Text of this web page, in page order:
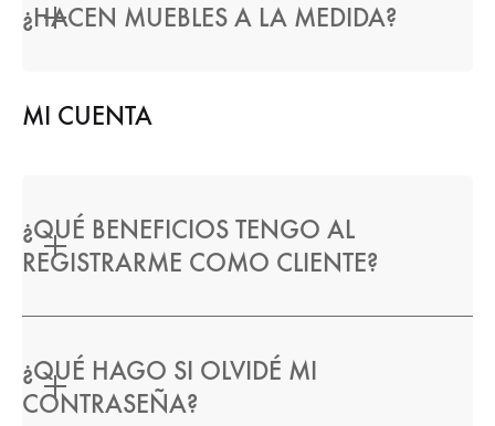
¿HACEN MUEBLES A LA MEDIDA?
MI CUENTA
¿QUÉ BENEFICIOS TENGO AL
REGISTRARME COMO CLIENTE?
¿QUÉ HAGO SI OLVIDÉ MI
CONTRASEÑA?